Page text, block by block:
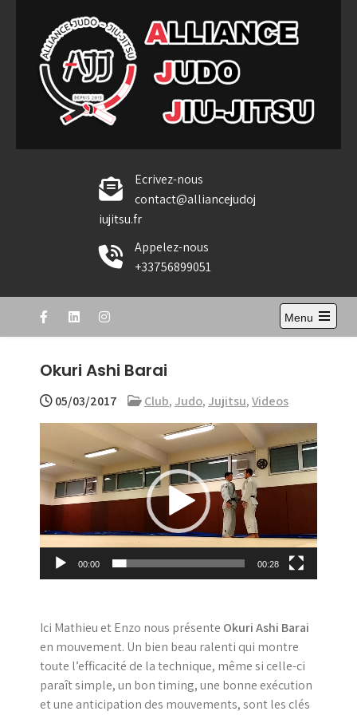
content
Alliance Judo Jiu-jitsu
Ecrivez-nous
contact@alliancejudoj
iujitsu.fr
Appelez-nous
+33756899051
Menu
Open
Okuri Ashi Barai
05/03/2017 Club, Judo, Jujitsu,Videos
vidéo
00:00 00:28
Ici Mathieu et Enzo nous présente Okuri Ashi Barai
en mouvement. Un bien beau ralenti qui montre
toute l’efficacité de la technique, même si celle-ci
paraît simple, un bon timing, une bonne exécution
et une anticipation des mouvements, sont les clés